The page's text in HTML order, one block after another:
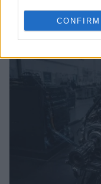
CONFIRM
Ilaria Mauri · 7 Ago 2026